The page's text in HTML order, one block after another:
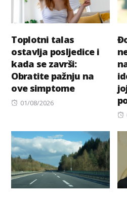
Toplotni talas
ostavlja posljedice i
kada se završi:
Obratite pažnju na
ove simptome
Posted
01/08/2026